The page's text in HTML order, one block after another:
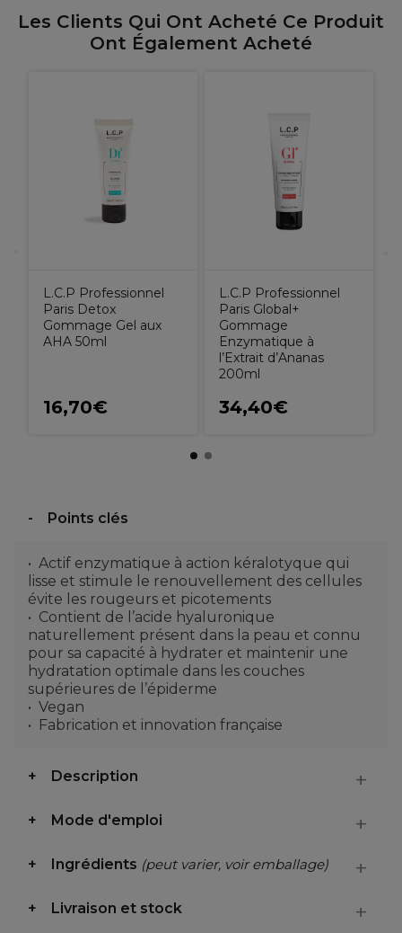
Les Clients Qui Ont Acheté Ce Produit
Ont Également Acheté
L.C.P Professionnel
Paris Detox
Gommage Gel aux
AHA 50ml
16,70€
L.C.P Professionnel
Paris Global+
Gommage
Enzymatique à
l’Extrait d’Ananas
200ml
34,40€
Points clés
Actif enzymatique à action kéralotyque qui
lisse et stimule le renouvellement des cellules
évite les rougeurs et picotements
Contient de l’acide hyaluronique
naturellement présent dans la peau et connu
pour sa capacité à hydrater et maintenir une
hydratation optimale dans les couches
supérieures de l’épiderme
Vegan
Fabrication et innovation française
Description
Mode d'emploi
Ingrédients (peut varier, voir emballage)
Livraison et stock